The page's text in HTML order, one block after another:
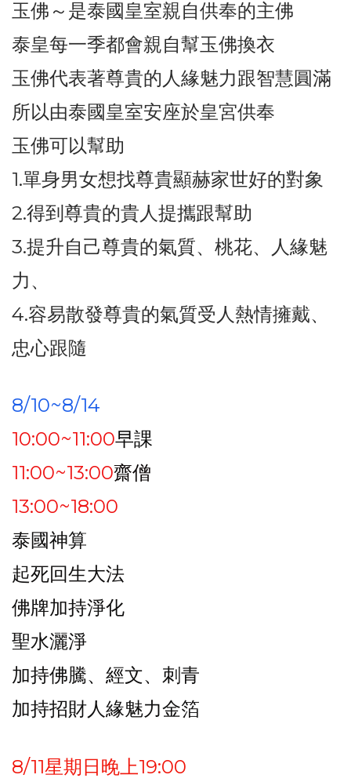
玉佛～是泰國皇室親自供奉的主佛
泰皇每一季都會親自幫玉佛換衣
玉佛代表著尊貴的人緣魅力跟智慧圓滿
所以由泰國皇室安座於皇宮供奉
玉佛可以幫助
1.單身男女想找尊貴顯赫家世好的對象
2.得到尊貴的貴人提攜跟幫助
3.提升自己尊貴的氣質、桃花、人緣魅
力、
4.容易散發尊貴的氣質受人熱情擁戴、
忠心跟隨
8/10~8/14
10:00~11:00早課
11:00~13:00齋僧
13:00~18:00
泰國神算
起死回生大法
佛牌加持淨化
聖水灑淨
加持佛騰、經文、刺青
加持招財人緣魅力金箔
8/11星期日晚上19:00